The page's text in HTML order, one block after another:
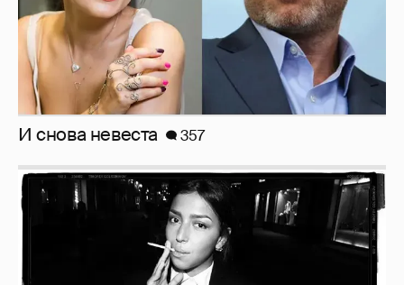
Рублёвские дочки 187